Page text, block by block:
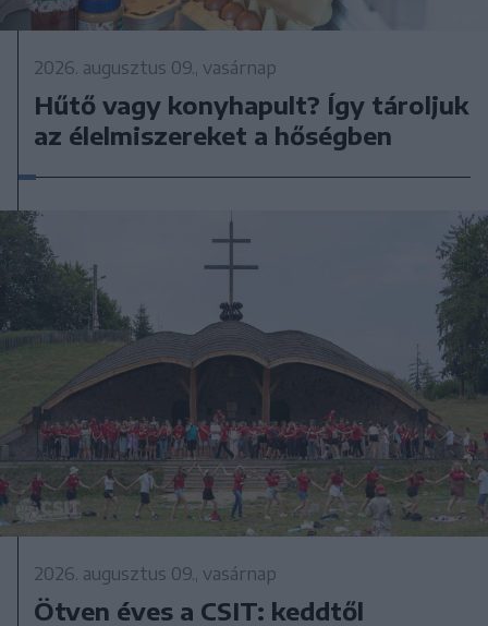
2026. augusztus 09., vasárnap
Hűtő vagy konyhapult? Így tároljuk
az élelmiszereket a hőségben
2026. augusztus 09., vasárnap
Ötven éves a CSIT: keddtől